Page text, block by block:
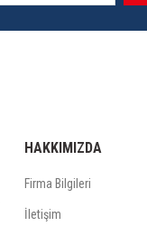
HAKKIMIZDA
Firma Bilgileri
İletişim